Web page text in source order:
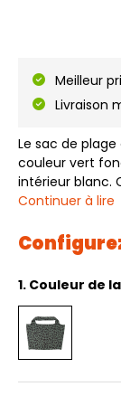
Meilleur
Livraison
Le sac de
couleur vert
intérieur blanc.
et moderne
quotidien, les
Continuer à lire
1. Couleur de